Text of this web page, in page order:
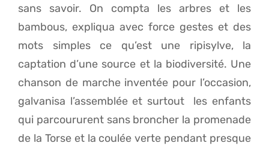
sans savoir. On compta les arbres et les
bambous, expliqua avec force gestes et des
mots simples ce qu’est une ripisylve, la
captation d’une source et la biodiversité. Une
chanson de marche inventée pour l’occasion,
galvanisa l’assemblée et surtout les enfants
qui parcoururent sans broncher la promenade
de la Torse et la coulée verte pendant presque